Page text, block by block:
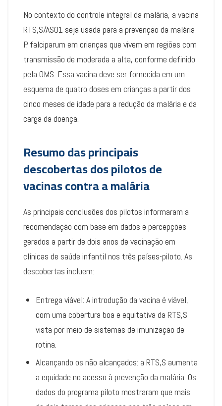
No contexto do controle integral da malária, a vacina
RTS,S/AS01 seja usada para a prevenção da malária
P. falciparum em crianças que vivem em regiões com
transmissão de moderada a alta, conforme definido
pela OMS. Essa vacina deve ser fornecida em um
esquema de quatro doses em crianças a partir dos
cinco meses de idade para a redução da malária e da
carga da doença.
Resumo das principais
descobertas dos pilotos de
vacinas contra a malária
As principais conclusões dos pilotos informaram a
recomendação com base em dados e percepções
gerados a partir de dois anos de vacinação em
clínicas de saúde infantil nos três países-piloto. As
descobertas incluem:
Entrega viável: A introdução da vacina é viável,
com uma cobertura boa e equitativa da RTS,S
vista por meio de sistemas de imunização de
rotina.
Alcançando os não alcançados: a RTS,S aumenta
a equidade no acesso à prevenção da malária. Os
dados do programa piloto mostraram que mais